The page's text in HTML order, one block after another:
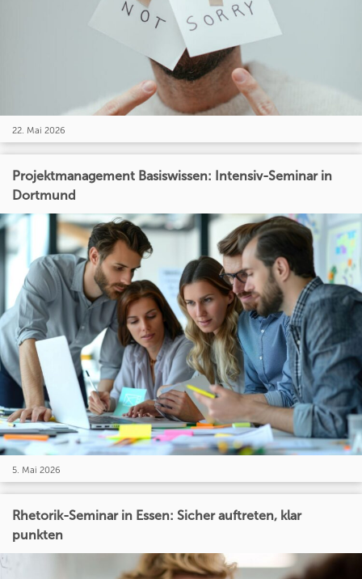
22. Mai 2026
Projektmanagement Basiswissen: Intensiv-Seminar in
Dortmund
5. Mai 2026
Rhetorik-Seminar in Essen: Sicher auftreten, klar
punkten